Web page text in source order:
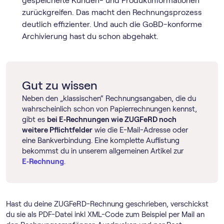
zurückgreifen. Das macht den Rechnungsprozess
deutlich effizienter. Und auch die GoBD-konforme
Archivierung hast du schon abgehakt.
Gut zu wissen
Neben den „klassischen“ Rechnungsangaben, die du
wahrscheinlich schon von Papierrechnungen kennst,
gibt es bei E‑Rechnungen wie ZUGFeRD noch
weitere Pflichtfelder wie die E-Mail-Adresse oder
eine Bankverbindung. Eine komplette Auflistung
bekommst du in unserem allgemeinen Artikel zur
E‑Rechnung.
Hast du deine ZUGFeRD-Rechnung geschrieben, verschickst
du sie als PDF-Datei inkl XML-Code zum Beispiel per Mail an